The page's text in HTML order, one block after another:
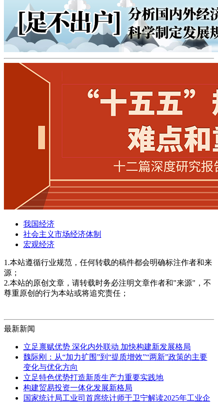
我国经济
社会主义市场经济体制
宏观经济
1.本站遵循行业规范，任何转载的稿件都会明确标注作者和来
源；
2.本站的原创文章，请转载时务必注明文章作者和"来源"，不
尊重原创的行为本站或将追究责任；
最新新闻
立足禀赋优势 深化内外联动 加快构建新发展格局
魏际刚：从“加力扩围”到“提质增效”“两新”政策的主要
变化与优化方向
立足特色优势打造新质生产力重要实践地
构建贸易投资一体化发展新格局
国家统计局工业司首席统计师于卫宁解读2025年工业企